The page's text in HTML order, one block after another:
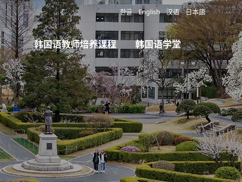
한글 English 汉语 日本語
韩国语教师培养课程 韩国语学堂